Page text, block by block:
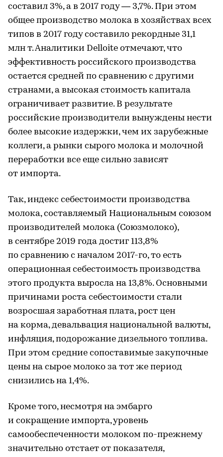
составил 3%, а в 2017 году — 3,7%. При этом
общее производство молока в хозяйствах всех
типов в 2017 году составило рекордные 31,1
млн т. Аналитики Delloite отмечают, что
эффективность российского производства
остается средней по сравнению с другими
странами, а высокая стоимость капитала
ограничивает развитие. В результате
российские производители вынуждены нести
более высокие издержки, чем их зарубежные
коллеги, а рынки сырого молока и молочной
переработки все еще сильно зависят
от импорта.
Так, индекс себестоимости производства
молока, составляемый Национальным союзом
производителей молока (Союзмолоко),
в сентябре 2019 года достиг 113,8%
по сравнению с началом 2017-го, то есть
операционная себестоимость производства
этого продукта выросла на 13,8%. Основными
причинами роста себестоимости стали
возросшая заработная плата, рост цен
на корма, девальвация национальной валюты,
инфляция, подорожание дизельного топлива.
При этом средние сопоставимые закупочные
цены на сырое молоко за тот же период
снизились на 1,4%.
Кроме того, несмотря на эмбарго
и сокращение импорта, уровень
самообеспеченности молоком по-прежнему
значительно отстает от показателя,